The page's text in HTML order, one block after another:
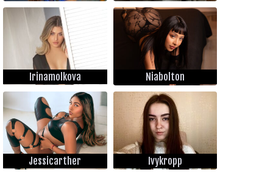
Irinamolkova Niabolton
Jessicarther Ivykropp